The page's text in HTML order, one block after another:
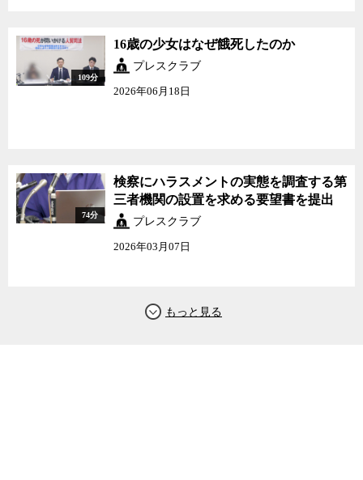
109分
16歳の少女はなぜ餓死したのか
プレスクラブ
2026年06月18日
74分
検察にハラスメントの実態を調査する第
三者機関の設置を求める要望書を提出
プレスクラブ
2026年03月07日